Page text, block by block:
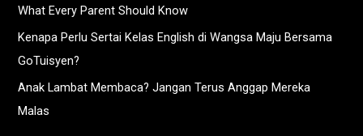
What Every Parent Should Know
Kenapa Perlu Sertai Kelas English di Wangsa Maju Bersama
GoTuisyen?
Anak Lambat Membaca? Jangan Terus Anggap Mereka
Malas